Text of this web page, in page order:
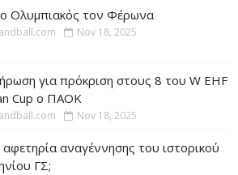
Ολυμπιακός τον Φέρωνα
Nov 18, 2025
για πρόκριση στους 8 του W EHF
Cup ο ΠΑΟΚ
Nov 18, 2025
αφετηρία αναγέννησης του ιστορικού
ΓΣ;